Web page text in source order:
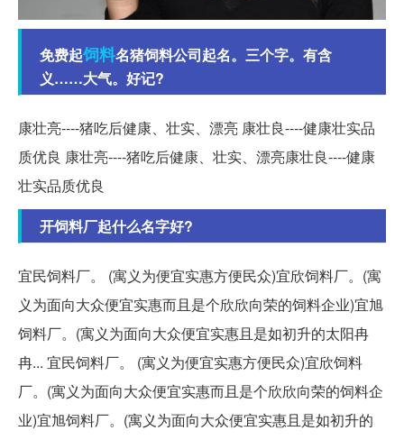
免费起饲料名猪饲料公司起名。三个字。有含
义……大气。好记?
康壮亮----猪吃后健康、壮实、漂亮 康壮良----健康壮实品
质优良 康壮亮----猪吃后健康、壮实、漂亮康壮良----健康
壮实品质优良
开饲料厂起什么名字好?
宜民饲料厂。 (寓义为便宜实惠方便民众)宜欣饲料厂。(寓
义为面向大众便宜实惠而且是个欣欣向荣的饲料企业)宜旭
饲料厂。(寓义为面向大众便宜实惠且是如初升的太阳冉
冉... 宜民饲料厂。 (寓义为便宜实惠方便民众)宜欣饲料
厂。(寓义为面向大众便宜实惠而且是个欣欣向荣的饲料企
业)宜旭饲料厂。(寓义为面向大众便宜实惠且是如初升的